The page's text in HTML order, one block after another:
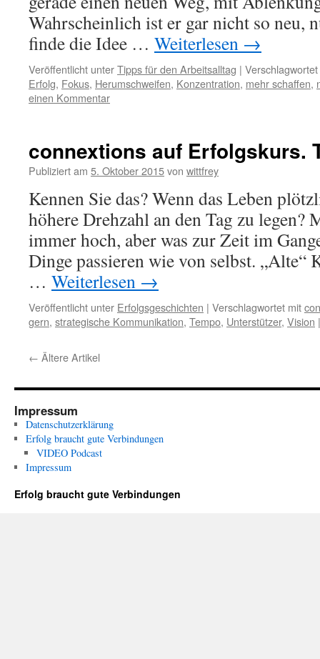
Wahrscheinlich ist er gar nicht so neu,
finde die Idee … Weiterlesen →
Veröffentlicht unterTipps für den Arbeitsalltag |
Erfolg, Fokus, Herumschweifen, Konzentration, mehr schaffen,
einen Kommentar
connextions auf Erfolgskurs.
Publiziert am 5. Oktober 2015von wittfrey
Kennen Sie das? Wenn das Leben
höhere Drehzahl an den Tag zu legen?
immer hoch, aber was zur Zeit im
Dinge passieren wie von selbst. „Alte“
… Weiterlesen →
Veröffentlicht unter Erfolgsgeschichten | Verschlagwortet mit
gern, strategische Kommunikation, Tempo, Unterstützer, Vision |
← Ältere Artikel
Impressum
Datenschutzerklärung
Erfolg braucht gute Verbindungen
VIDEO Podcast
Impressum
Erfolg braucht gute Verbindungen